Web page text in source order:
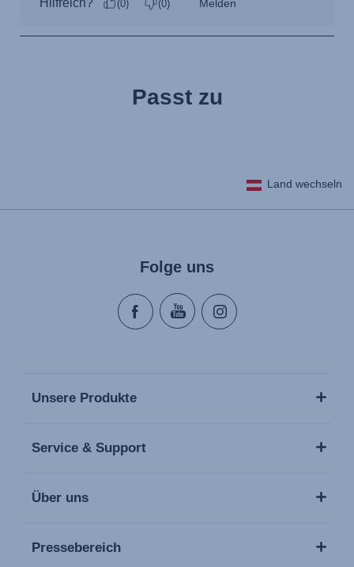
Passt zu
Land wechseln
Folge uns
Unsere Produkte
Service & Support
Über uns
Pressebereich